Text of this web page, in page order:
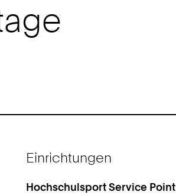
Einrichtungen
Hochschulsport Service Point